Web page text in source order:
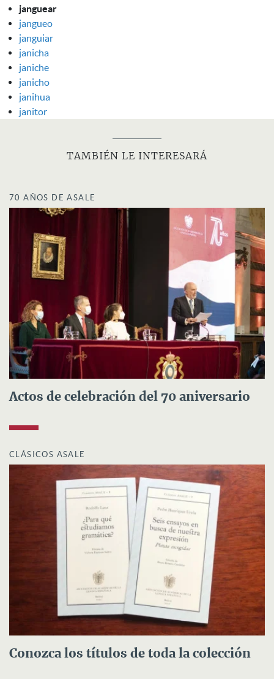
janguear
jangueo
janguiar
janicha
janiche
janicho
janihua
janitor
TAMBIÉN LE INTERESARÁ
70 AÑOS DE ASALE
Actos de celebración del 70 aniversario
CLÁSICOS ASALE
Conozca los títulos de toda la colección